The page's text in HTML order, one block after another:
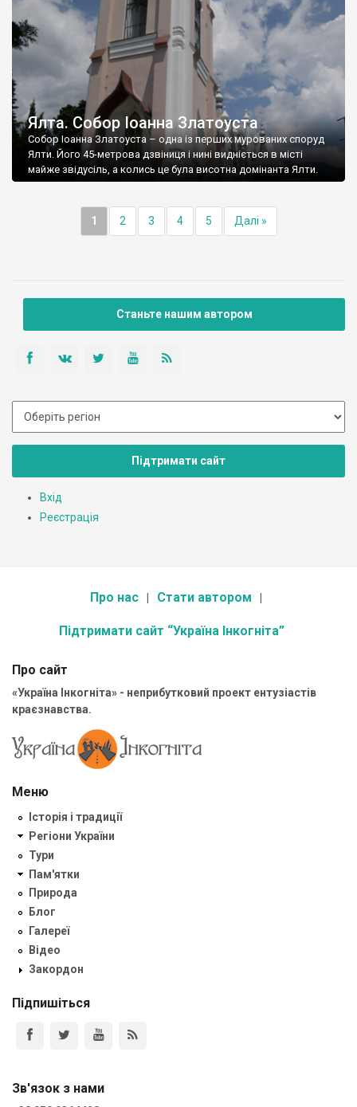
Ялта. Собор Іоанна Златоуста
Собор Іоанна Златоуста – одна із перших мурованих споруд
Ялти. Його 45-метрова дзвіниця і нині видніється в місті
майже звідусіль, а колись це була висотна домінанта Ялти.
1 2 3 4 5 Далі »
Станьте нашим автором
Підтримати сайт
Вхід
Реєстрація
Про нас Стати автором
Підтримати сайт “Україна Інкогніта”
Про сайт
«Україна Інкогніта» - неприбутковий проект ентузіастів
краєзнавства.
Меню
Історія і традиції
Регіони України
Тури
Пам'ятки
Природа
Блог
Галереї
Відео
Закордон
Підпишіться
Зв'язок з нами